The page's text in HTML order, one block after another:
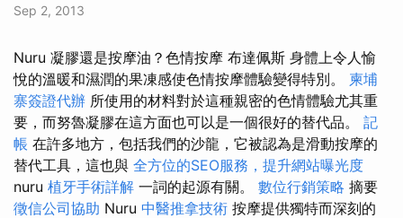
Sep 2, 2013
Nuru 凝膠還是按摩油？色情按摩 布達佩斯 身體上令人愉
悅的溫暖和濕潤的果凍感使色情按摩體驗變得特別。 柬埔
寨簽證代辦 所使用的材料對於這種親密的色情體驗尤其重
要，而努魯凝膠在這方面也可以是一個很好的替代品。 記
帳 在許多地方，包括我們的沙龍，它被認為是滑動按摩的
替代工具，這也與 全方位的SEO服務，提升網站曝光度
nuru 植牙手術詳解 一詞的起源有關。 數位行銷策略 摘要
徵信公司協助 Nuru 中醫推拿技術 按摩提供獨特而深刻的